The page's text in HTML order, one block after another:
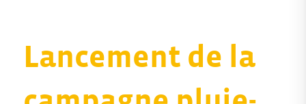
Lancement de la